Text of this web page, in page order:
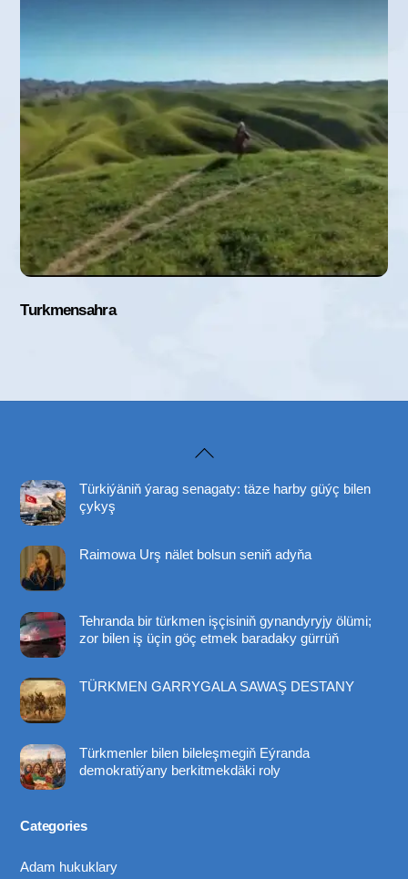
Turkmensahra
Back
Türkiýäniň ýarag senagaty: täze harby güýç bilen
çykyş
Raimowa Urş nälet bolsun seniň adyňa
Tehranda bir türkmen işçisiniň gynandyryjy ölümi;
zor bilen iş üçin göç etmek baradaky gürrüň
TÜRKMEN GARRYGALA SAWAŞ DESTANY
Türkmenler bilen bileleşmegiň Eýranda
demokratiýany berkitmekdäki roly
Categories
Adam hukuklary